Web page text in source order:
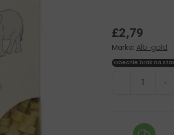
£2,79
Marka: Alb-gold
Obecnie brak na
- +